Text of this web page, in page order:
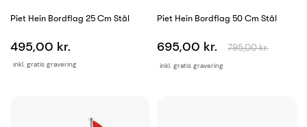
Piet Hein Bordflag 25 Cm Stål
inkl. gratis gravering
495,00 kr.
Piet Hein Bordflag 50 Cm Stål
inkl. gratis gravering
695,00 kr. 795,00 kr.